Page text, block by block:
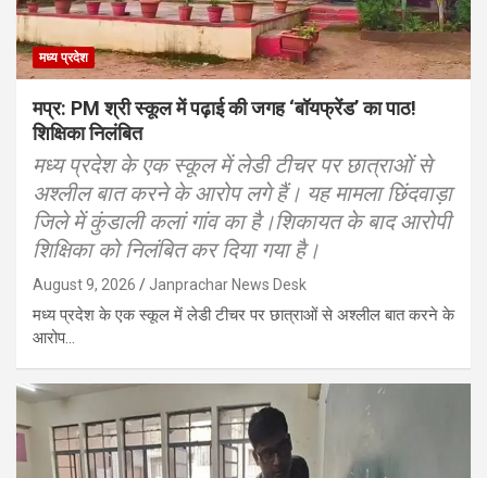
मध्य प्रदेश
मप्र: PM श्री स्कूल में पढ़ाई की जगह ‘बॉयफ्रेंड’ का पाठ!
शिक्षिका निलंबित
मध्य प्रदेश के एक स्कूल में लेडी टीचर पर छात्राओं से
अश्लील बात करने के आरोप लगे हैं। यह मामला छिंदवाड़ा
जिले में कुंडाली कलां गांव का है।शिकायत के बाद आरोपी
​शिक्षिका को निलंबित कर दिया गया है।
August 9, 2026 Janprachar News Desk
मध्य प्रदेश के एक स्कूल में लेडी टीचर पर छात्राओं से अश्लील बात करने के
आरोप…